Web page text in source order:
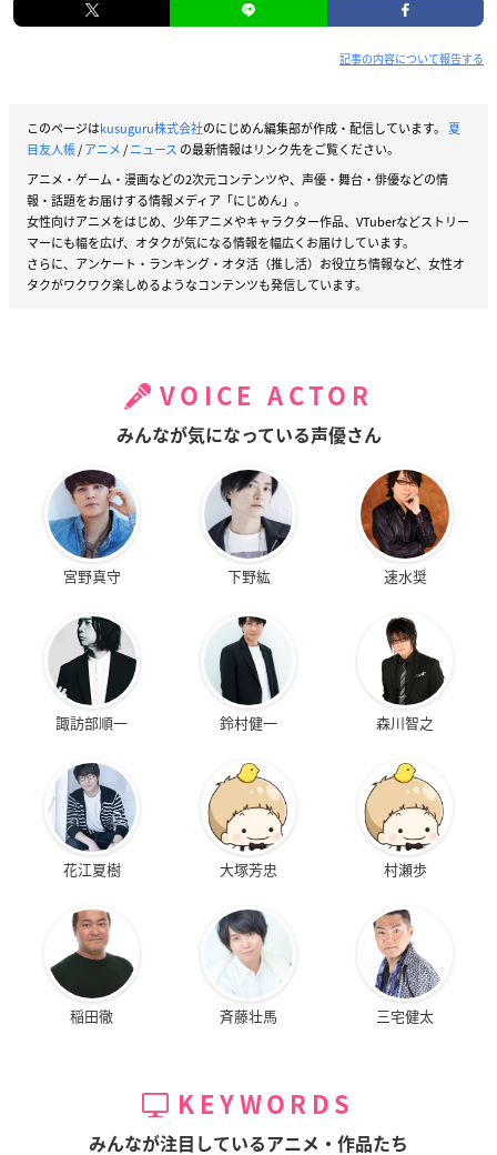
記事の内容について報告する
このページはkusuguru株式会社のにじめん編集部が作成・配信しています。 夏
目友人帳/アニメ/ニュース の最新情報はリンク先をご覧ください。
アニメ・ゲーム・漫画などの2次元コンテンツや、声優・舞台・俳優などの情
報・話題をお届けする情報メディア「にじめん」。
女性向けアニメをはじめ、少年アニメやキャラクター作品、VTuberなどストリー
マーにも幅を広げ、オタクが気になる情報を幅広くお届けしています。
さらに、アンケート・ランキング・オタ活（推し活）お役立ち情報など、女性オ
タクがワクワク楽しめるようなコンテンツも発信しています。
VOICE ACTOR
みんなが気になっている声優さん
宮野真守 下野紘 速水奨
諏訪部順一 鈴村健一 森川智之
花江夏樹 大塚芳忠 村瀬歩
稲田徹 斉藤壮馬 三宅健太
KEYWORDS
みんなが注目しているアニメ・作品たち